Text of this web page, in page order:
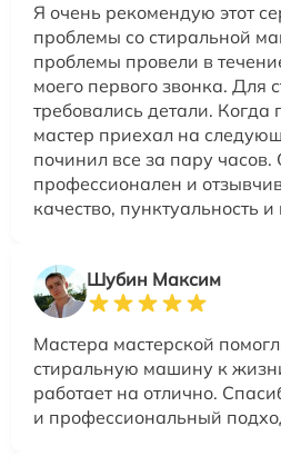
Я очень рекомендую этот
проблемы со стиральной
проблемы провели в
моего первого звонка. Для
требовались детали. Когда
мастер приехал на
починил все за пару
профессионален и
качество, пунктуальность
Шубин Максим
Мастера мастерской
стиральную машину к
работает на отлично.
и профессиональный